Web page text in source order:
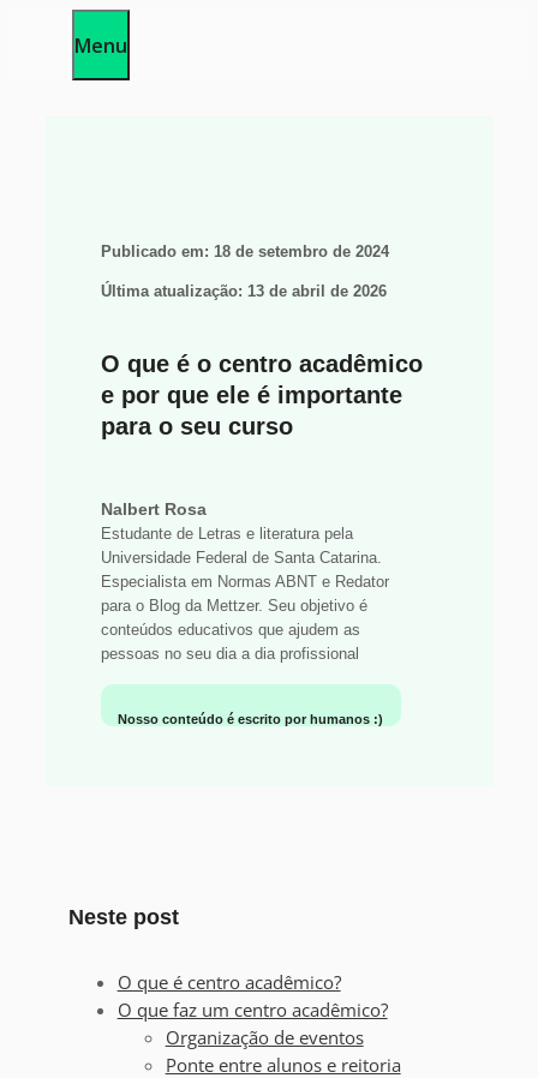
Menu
Publicado em: 18 de setembro de 2024
Última atualização: 13 de abril de 2026
O que é o centro acadêmico
e por que ele é importante
para o seu curso
Nalbert Rosa
Estudante de Letras e literatura pela
Universidade Federal de Santa Catarina.
Especialista em Normas ABNT e Redator
para o Blog da Mettzer. Seu objetivo é
conteúdos educativos que ajudem as
pessoas no seu dia a dia profissional
Nosso conteúdo é escrito por humanos :)
Neste post
O que é centro acadêmico?
O que faz um centro acadêmico?
Organização de eventos
Ponte entre alunos e reitoria